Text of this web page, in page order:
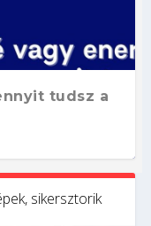
tudsz a
sikersztorik